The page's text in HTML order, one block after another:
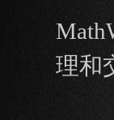
理和